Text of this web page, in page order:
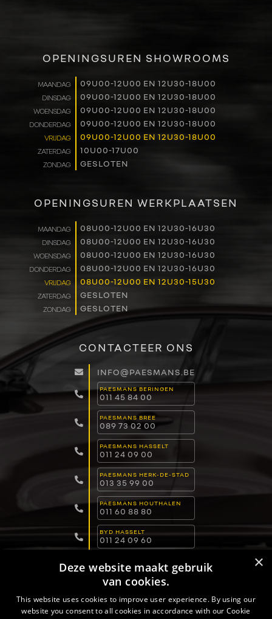
VERKOOP
RENAULT PRO+
NAVERKOOP
VERHUUR
WERKEN BIJ
CONTACT
OPENINGSUREN SHOWROOMS
MAANDAG 09U00-12U00 EN 12U30-18U00
DINSDAG 09U00-12U00 EN 12U30-18U00
WOENSDAG 09U00-12U00 EN 12U30-18U00
DONDERDAG 09U00-12U00 EN 12U30-18U00
VRIJDAG 09U00-12U00 EN 12U30-18U00
ZATERDAG 10U00-17U00
ZONDAG GESLOTEN
OPENINGSUREN WERKPLAATSEN
MAANDAG 08U00-12U00 EN 12U30-16U30
DINSDAG 08U00-12U00 EN 12U30-16U30
WOENSDAG 08U00-12U00 EN 12U30-16U30
DONDERDAG 08U00-12U00 EN 12U30-16U30
VRIJDAG 08U00-12U00 EN 12U30-15U30
ZATERDAG GESLOTEN
ZONDAG GESLOTEN
CONTACTEER ONS
INFO@PAESMANS.BE
PAESMANS BERINGEN
011 45 84 00
PAESMANS BREE
089 73 02 00
PAESMANS HASSELT
011 24 09 00
PAESMANS HERK-DE-STAD
013 35 99 00
PAESMANS HOUTHALEN
011 60 88 80
BYD HASSELT
011 24 09 60
011 15 04 00
089 82 30 30
×
Deze website maakt gebruik
van cookies.
This website uses cookies to improve user experience. By using our
website you consent to all cookies in accordance with our Cookie